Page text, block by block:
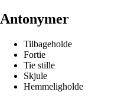
Antonymer
Tilbageholde
Fortie
Tie stille
Skjule
Hemmeligholde